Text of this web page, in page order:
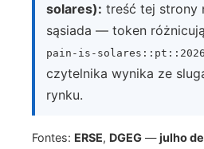
solares): treść tej strony
sąsiada — token
pain-is-
czytelnika wynika ze
rynku.
Fontes: ERSE, DGEG —julho